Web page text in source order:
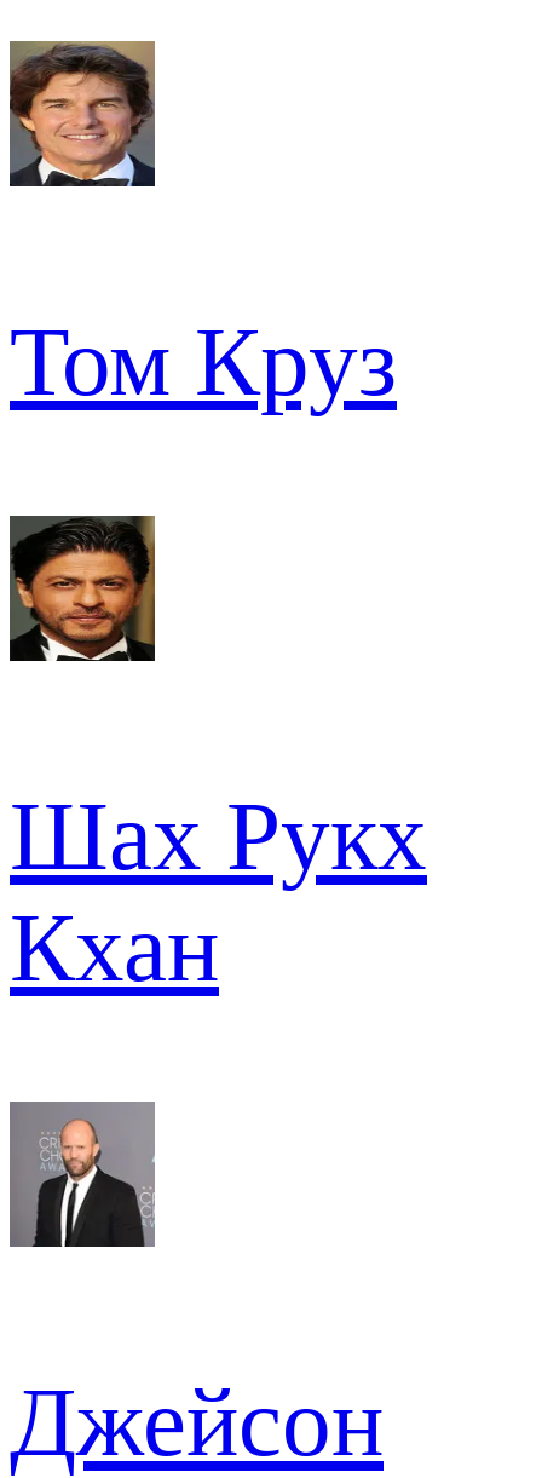
Том Круз
Шах Рукх
Кхан
Джейсон